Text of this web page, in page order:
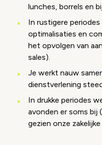
lunches, borrels en
In rustigere periodes
optimalisaties en
het opvolgen van
sales).
Je werkt nauw
dienstverlening
In drukke periodes
avonden er soms bij
gezien onze